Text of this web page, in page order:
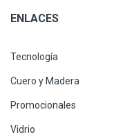
ENLACES
Tecnología
Cuero y Madera
Promocionales
Vidrio